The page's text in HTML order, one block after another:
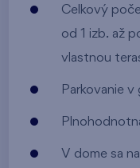
Celkový
od 1 izb. až
vlastnou
Parkovanie
V dome sa